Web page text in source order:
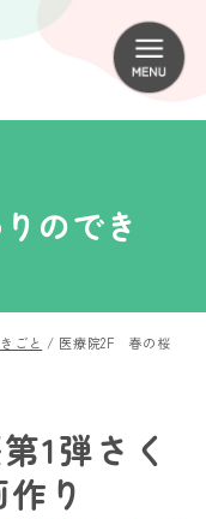
のでき
ごと / 医療院2F 春の桜
1弾さく
り